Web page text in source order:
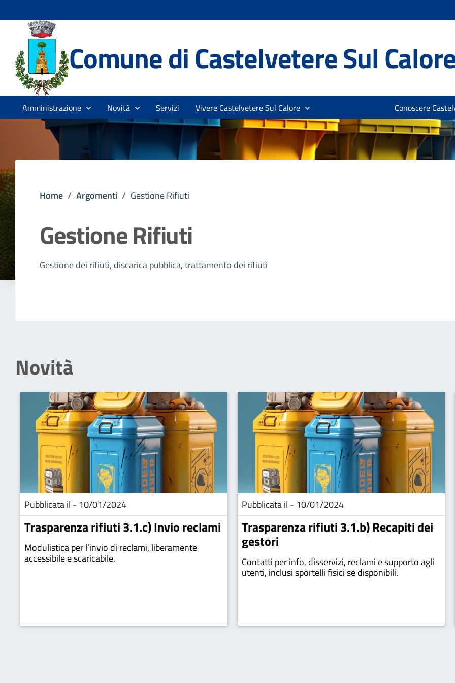
Comune di Castelvetere Sul
Amministrazione Novità Servizi Vivere Castelvetere Sul Calore Conoscere
Home / Argomenti / Gestione Rifiuti
Gestione Rifiuti
Dettagli della notizia
Gestione dei rifiuti, discarica pubblica, trattamento dei rifiuti
Novità
Pubblicata il - 10/01/2024
Trasparenza rifiuti 3.1.c) Invio reclami
Modulistica per l’invio di reclami, liberamente
accessibile e scaricabile.
Pubblicata il - 10/01/2024
Trasparenza rifiuti 3.1.b) Recapiti dei
gestori
Contatti per info, disservizi, reclami e supporto agli
utenti, inclusi sportelli fisici se disponibili.